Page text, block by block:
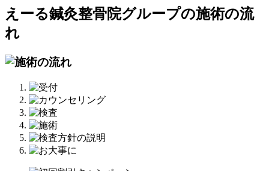
えーる鍼灸整骨院グループの施術の流
れ